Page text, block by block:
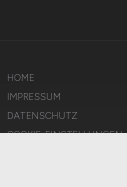
HOME
IMPRESSUM
DATENSCHUTZ
COOKIE-EINSTELLUNGEN